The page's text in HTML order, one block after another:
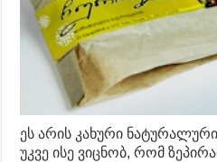
ეს არის კახური
უკვე ისე ვიცნობ, რომ